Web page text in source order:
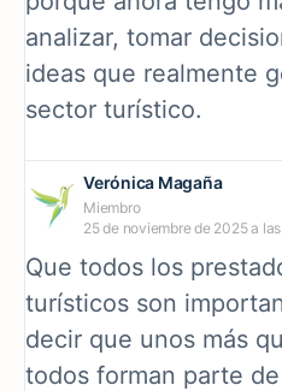
analizar, tomar
ideas que realmente
sector turístico.
Verónica Magaña
Miembro
25 de noviembre de 2025 a
Que todos los
turísticos son
decir que unos más
todos forman parte